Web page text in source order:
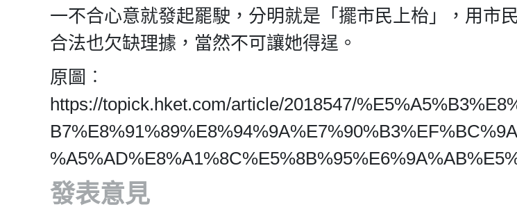
一不合心意就發起罷駛，分明就是「擺市民上枱」，用市
合法也欠缺理據，當然不可讓她得逞。
原圖︰
https://topick.hket.com/article/2018547/
發表意見